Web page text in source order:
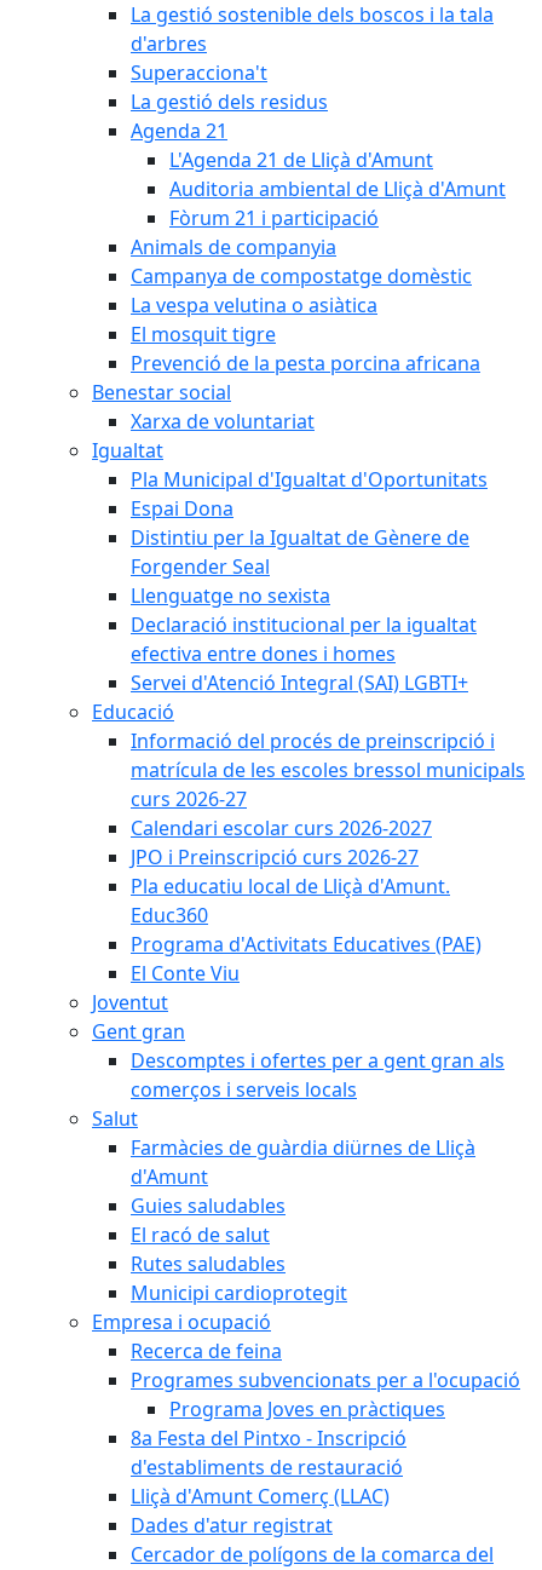
La gestió sostenible dels boscos i la tala
d'arbres
Superacciona't
La gestió dels residus
Agenda 21
L'Agenda 21 de Lliçà d'Amunt
Auditoria ambiental de Lliçà d'Amunt
Fòrum 21 i participació
Animals de companyia
Campanya de compostatge domèstic
La vespa velutina o asiàtica
El mosquit tigre
Prevenció de la pesta porcina africana
Benestar social
Xarxa de voluntariat
Igualtat
Pla Municipal d'Igualtat d'Oportunitats
Espai Dona
Distintiu per la Igualtat de Gènere de
Forgender Seal
Llenguatge no sexista
Declaració institucional per la igualtat
efectiva entre dones i homes
Servei d'Atenció Integral (SAI) LGBTI+
Educació
Informació del procés de preinscripció i
matrícula de les escoles bressol municipals
curs 2026-27
Calendari escolar curs 2026-2027
JPO i Preinscripció curs 2026-27
Pla educatiu local de Lliçà d'Amunt.
Educ360
Programa d'Activitats Educatives (PAE)
El Conte Viu
Joventut
Gent gran
Descomptes i ofertes per a gent gran als
comerços i serveis locals
Salut
Farmàcies de guàrdia diürnes de Lliçà
d'Amunt
Guies saludables
El racó de salut
Rutes saludables
Municipi cardioprotegit
Empresa i ocupació
Recerca de feina
Programes subvencionats per a l'ocupació
Programa Joves en pràctiques
8a Festa del Pintxo - Inscripció
d'establiments de restauració
Lliçà d'Amunt Comerç (LLAC)
Dades d'atur registrat
Cercador de polígons de la comarca del